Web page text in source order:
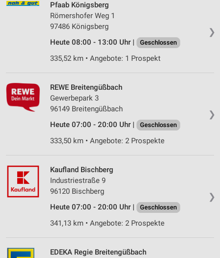
❯
Pfaab Königsberg
Römershofer Weg 1
97486 Königsberg
Heute 08:00 - 13:00 Uhr |
Geschlossen
335,52 km • Angebote: 1 Prospekt
❯
REWE Breitengüßbach
Gewerbepark 3
96149 Breitengüßbach
Heute 07:00 - 20:00 Uhr |
Geschlossen
333,50 km • Angebote: 2 Prospekte
❯
Kaufland Bischberg
Industriestraße 9
96120 Bischberg
Heute 07:00 - 20:00 Uhr |
Geschlossen
341,13 km • Angebote: 2 Prospekte
EDEKA Regie Breitengüßbach